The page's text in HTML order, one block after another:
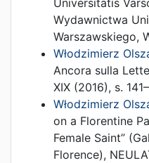
Universitatis
Wydawnictwa
Warszawskiego,
Włodzimierz
Ancora sulla
XIX (2016), s.
Włodzimierz
on a Florentine
Female Saint”
Florence),